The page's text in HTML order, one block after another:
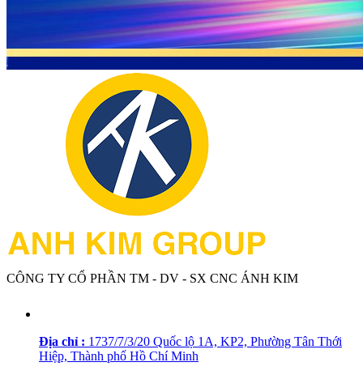
CÔNG TY CỔ PHẦN TM - DV - SX CNC ÁNH KIM
Địa chỉ : 1737/7/3/20 Quốc lộ 1A, KP2, Phường Tân Thới
Hiệp, Thành phố Hồ Chí Minh